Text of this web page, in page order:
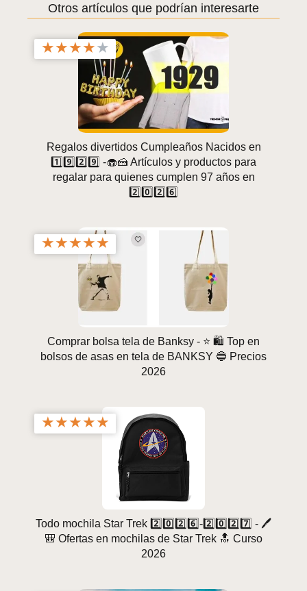
Otros artículos que podrían interesarte
★★★★★
Regalos divertidos Cumpleaños Nacidos en
1️⃣9️⃣2️⃣9️⃣ -🧁🍰 Artículos y productos para
regalar para quienes cumplen 97 años en
2️⃣0️⃣2️⃣6️⃣
★★★★★
Comprar bolsa tela de Banksy - ⭐️ 🛍️ Top en
bolsos de asas en tela de BANKSY 🔵 Precios
2026
★★★★★
Todo mochila Star Trek 2️⃣0️⃣2️⃣6️⃣-2️⃣0️⃣2️⃣️7️⃣ - 🖊️
🎒 Ofertas en mochilas de Star Trek 🔝 Curso
2026